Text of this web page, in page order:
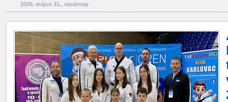
2026. május 31., vasárnap